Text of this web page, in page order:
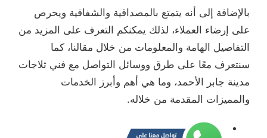
بالإضافة إلى أنه يتمتع بالمصداقية والشفافية ويحرص
على إرضاء العملاء، لذلك يمكنكم التعرف على المزيد من
التفاصيل الهامة والمعلومات من خلال مقالنا، كما
سنتعرف معًا على طرق ووسائل التواصل مع فني ثلاجات
مدينة جابر الأحمد، وما هي أهم وأبرز الخدمات
والمميزات المقدمة من خلاله.